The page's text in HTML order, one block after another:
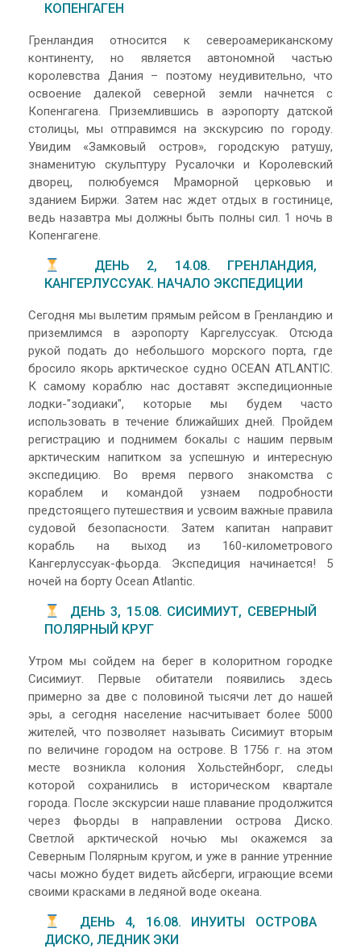
КОПЕНГАГЕН
Гренландия относится к североамериканскому
континенту, но является автономной частью
королевства Дания – поэтому неудивительно, что
освоение далекой северной земли начнется с
Копенгагена. Приземлившись в аэропорту датской
столицы, мы отправимся на экскурсию по городу.
Увидим «Замковый остров», городскую ратушу,
знаменитую скульптуру Русалочки и Королевский
дворец, полюбуемся Мраморной церковью и
зданием Биржи. Затем нас ждет отдых в гостинице,
ведь назавтра мы должны быть полны сил. 1 ночь в
Копенгагене.
ДЕНЬ 2, 14.08. ГРЕНЛАНДИЯ,
КАНГЕРЛУССУАК. НАЧАЛО ЭКСПЕДИЦИИ
Сегодня мы вылетим прямым рейсом в Гренландию и
приземлимся в аэропорту Каргелуссуак. Отсюда
рукой подать до небольшого морского порта, где
бросило якорь арктическое судно OCEAN ATLANTIC.
К самому кораблю нас доставят экспедиционные
лодки-"зодиаки", которые мы будем часто
использовать в течение ближайших дней. Пройдем
регистрацию и поднимем бокалы с нашим первым
арктическим напитком за успешную и интересную
экспедицию. Во время первого знакомства с
кораблем и командой узнаем подробности
предстоящего путешествия и усвоим важные правила
судовой безопасности. Затем капитан направит
корабль на выход из 160-километрового
Кангерлуссуак-фьорда. Экспедиция начинается! 5
ночей на борту Ocean Atlantic.
ДЕНЬ 3, 15.08. СИСИМИУТ, СЕВЕРНЫЙ
ПОЛЯРНЫЙ КРУГ
Утром мы сойдем на берег в колоритном городке
Сисимиут. Первые обитатели появились здесь
примерно за две с половиной тысячи лет до нашей
эры, а сегодня население насчитывает более 5000
жителей, что позволяет называть Сисимиут вторым
по величине городом на острове. В 1756 г. на этом
месте возникла колония Хольстейнборг, следы
которой сохранились в историческом квартале
города. После экскурсии наше плавание продолжится
через фьорды в направлении острова Диско.
Светлой арктической ночью мы окажемся за
Северным Полярным кругом, и уже в ранние утренние
часы можно будет видеть айсберги, играющие всеми
своими красками в ледяной воде океана.
ДЕНЬ 4, 16.08. ИНУИТЫ ОСТРОВА
ДИСКО, ЛЕДНИК ЭКИ